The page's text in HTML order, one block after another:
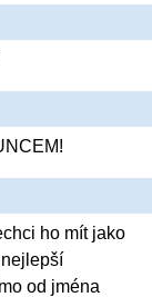
ho mít jako
od jména